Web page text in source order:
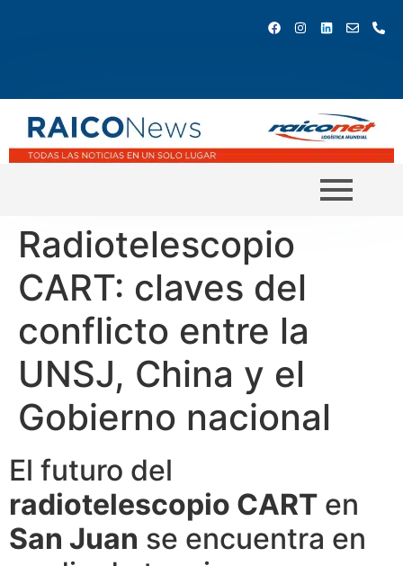
Radiotelescopio
CART: claves del
conflicto entre la
UNSJ, China y el
Gobierno nacional
El futuro del
radiotelescopio CART en
San Juan se encuentra en